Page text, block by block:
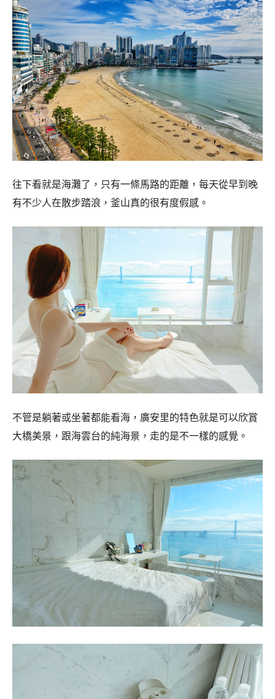
往下看就是海灘了，只有一條馬路的距離，每天從早到晚
有不少人在散步踏浪，釜山真的很有度假感。
不管是躺著或坐著都能看海，廣安里的特色就是可以欣賞
大橋美景，跟海雲台的純海景，走的是不一樣的感覺。